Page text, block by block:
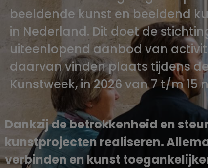
beeldende kunst en beeldend
in Nederland. Dit doet de
uiteenlopend aanbod van
daarvan vinden plaats tijdens
Kunstweek, in 2026 van 7 t/m 15
Dankzij de betrokkenheid en
kunstprojecten realiseren.
verbinden en kunst